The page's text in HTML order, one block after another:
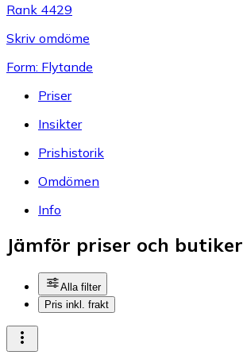
Rank 4429
Skriv omdöme
Form: Flytande
Priser
Insikter
Prishistorik
Omdömen
Info
Jämför priser och butiker
Alla filter
Pris inkl. frakt